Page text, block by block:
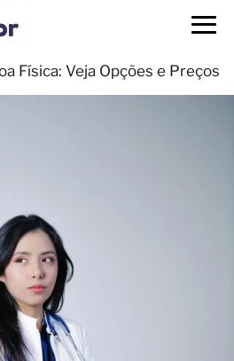
Física: Veja Opções e Preços